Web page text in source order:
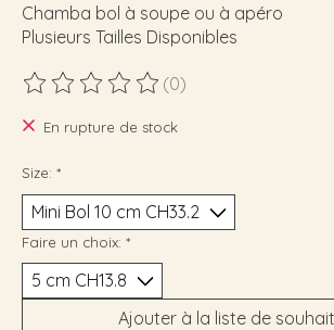
Chamba bol à soupe ou à apéro
Plusieurs Tailles Disponibles
Ce produit est évalué à
(0)
En rupture de stock
Size: *
Faire un choix: *
Ajouter à la liste de